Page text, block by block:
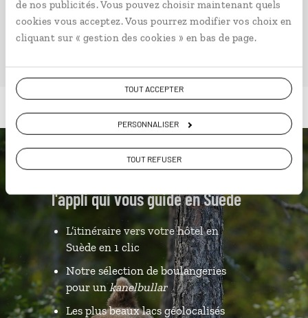
de nos publicités. Vous pouvez choisir maintenant quels
cookies vous acceptez. Vous pourrez modifier vos choix en
cliquant sur « gestion des cookies » en bas de page.
TOUT ACCEPTER
PERSONNALISER
TOUT REFUSER
VOIR NOS 9 IDÉES DE VOYAGE EN SUÈDE
Luciole,
l'appli qui vous guide en Suède
L’itinéraire vers votre hôtel en
Suède en 1 clic
Notre sélection de boulangeries
pour un kanelbullar
Les plus beaux lacs géolocalisés